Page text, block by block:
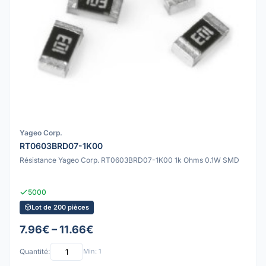
Yageo Corp.
RT0603BRD07-1K00
Résistance Yageo Corp. RT0603BRD07-1K00 1k Ohms 0.1W SMD
5000
Lot de 200 pièces
7.96€ – 11.66€
Quantité: Min: 1